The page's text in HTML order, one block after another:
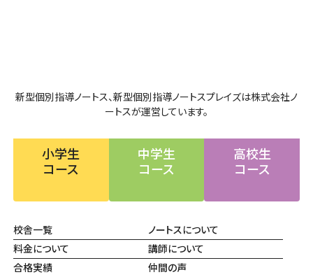
新型個別指導ノートス、新型個別指導ノートスプレイズは株式会社ノ
ートスが運営しています。
小学生
コース
中学生
コース
高校生
コース
校舎一覧
ノートスについて
料金について
講師について
合格実績
仲間の声